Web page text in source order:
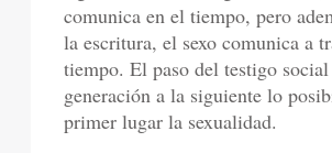
comunica en el tiempo, pero
la escritura, el sexo comunica a
tiempo. El paso del testigo
generación a la siguiente lo
primer lugar la sexualidad.